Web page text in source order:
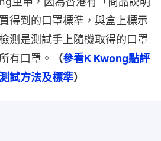
得到的口罩標準，與盒上標示
測是測試手上隨機取得的口罩
有口罩。
（參看K Kwong點評
試方法及標準）